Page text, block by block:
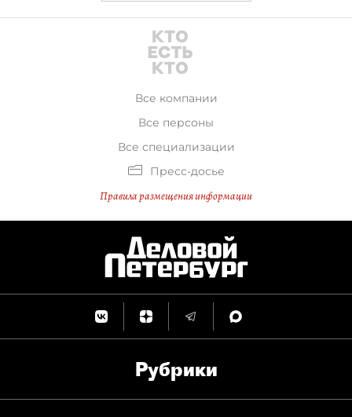
Все компании
Все персоны
Все специализации
Пресс-досье
Правила размещения информации
Рубрики